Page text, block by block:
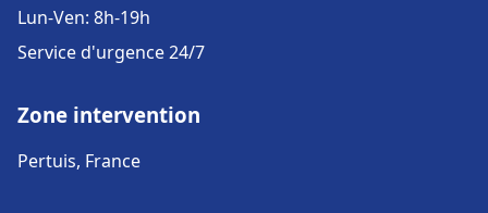
Lun-Ven: 8h-19h
Service d'urgence 24/7
Zone intervention
Pertuis, France